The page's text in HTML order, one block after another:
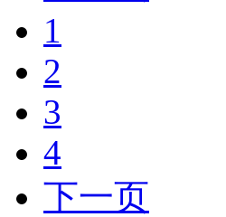
1
2
3
4
下一页